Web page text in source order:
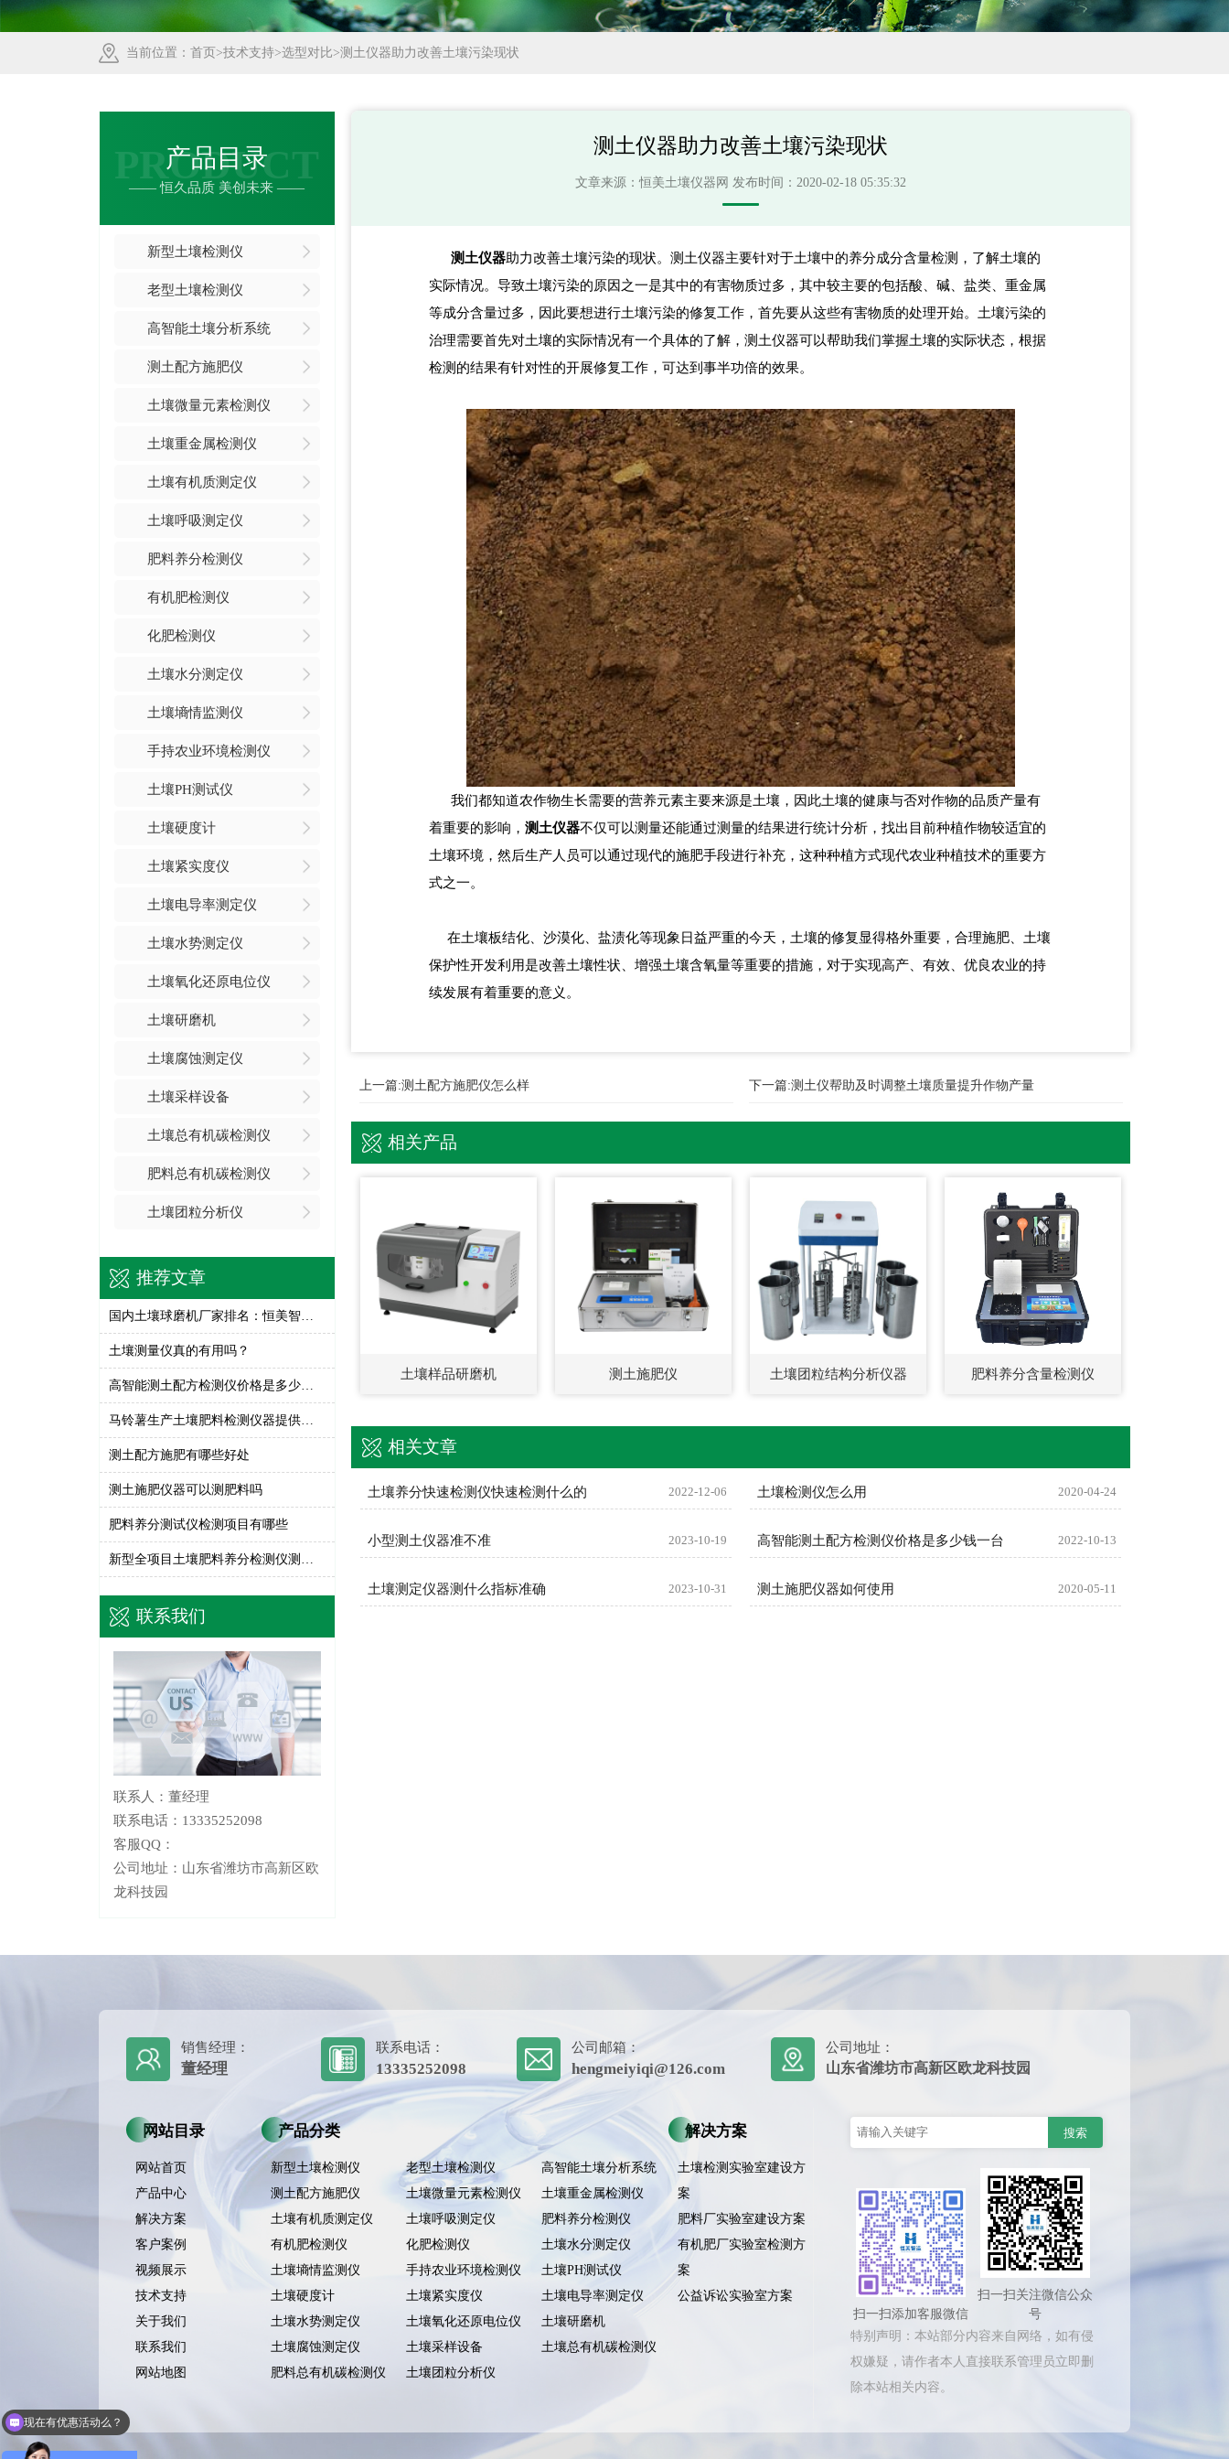
当前位置： 首页 >技术支持>选型对比>测土仪器助力改善土壤污染现状
产品目录
PRODUCT
—— 恒久品质 美创未来 ——
新型土壤检测仪
老型土壤检测仪
高智能土壤分析系统
测土配方施肥仪
土壤微量元素检测仪
土壤重金属检测仪
土壤有机质测定仪
土壤呼吸测定仪
肥料养分检测仪
有机肥检测仪
化肥检测仪
土壤水分测定仪
土壤墒情监测仪
手持农业环境检测仪
土壤PH测试仪
土壤硬度计
土壤紧实度仪
土壤电导率测定仪
土壤水势测定仪
土壤氧化还原电位仪
土壤研磨机
土壤腐蚀测定仪
土壤采样设备
土壤总有机碳检测仪
肥料总有机碳检测仪
土壤团粒分析仪
推荐文章
国内土壤球磨机厂家排名：恒美智造行星式球磨仪综合实力评测
土壤测量仪真的有用吗？
高智能测土配方检测仪价格是多少钱一台
马铃薯生产土壤肥料检测仪器提供技术支撑
测土配方施肥有哪些好处
测土施肥仪器可以测肥料吗
肥料养分测试仪检测项目有哪些
联系我们
联系人：董经理
联系电话：13335252098
客服QQ：
公司地址：山东省潍坊市高新区欧
龙科技园
测土仪器助力改善土壤污染现状
文章来源：恒美土壤仪器网 发布时间：2020-02-18 05:35:32
测土仪器助力改善土壤污染的现状。测土仪器主要针对于土壤中的养分成分含量检测，了解土壤的
实际情况。导致土壤污染的原因之一是其中的有害物质过多，其中较主要的包括酸、碱、盐类、重金属
等成分含量过多，因此要想进行土壤污染的修复工作，首先要从这些有害物质的处理开始。土壤污染的
治理需要首先对土壤的实际情况有一个具体的了解，测土仪器可以帮助我们掌握土壤的实际状态，根据
检测的结果有针对性的开展修复工作，可达到事半功倍的效果。
我们都知道农作物生长需要的营养元素主要来源是土壤，因此土壤的健康与否对作物的品质产量有
着重要的影响，测土仪器不仅可以测量还能通过测量的结果进行统计分析，找出目前种植作物较适宜的
土壤环境，然后生产人员可以通过现代的施肥手段进行补充，这种种植方式现代农业种植技术的重要方
式之一。
在土壤板结化、沙漠化、盐渍化等现象日益严重的今天，土壤的修复显得格外重要，合理施肥、土壤
保护性开发利用是改善土壤性状、增强土壤含氧量等重要的措施，对于实现高产、有效、优良农业的持
续发展有着重要的意义。
上一篇:测土配方施肥仪怎么样 下一篇:测土仪帮助及时调整土壤质量提升作物产量
相关产品
土壤样品研磨机 测土施肥仪 土壤团粒结构分析仪器 肥料养分含量检测仪
相关文章
土壤养分快速检测仪快速检测什么的 2022-12-06 土壤检测仪怎么用 2020-04-24
小型测土仪器准不准 2023-10-19 高智能测土配方检测仪价格是多少钱一台 2022-10-13
土壤测定仪器测什么指标准确 2023-10-31 测土施肥仪器如何使用 2020-05-11
销售经理：
董经理
联系电话：
13335252098
公司邮箱：
hengmeiyiqi@126.com
公司地址：
山东省潍坊市高新区欧龙科技园
网站目录
网站首页
产品中心
解决方案
客户案例
视频展示
技术支持
关于我们
联系我们
网站地图
产品分类
新型土壤检测仪 老型土壤检测仪
高智能土壤分析系统
测土配方施肥仪
土壤微量元素检测仪
土壤重金属检测仪
土壤有机质测定仪
土壤呼吸测定仪
肥料养分检测仪
有机肥检测仪
化肥检测仪
土壤水分测定仪
土壤墒情监测仪
手持农业环境检测仪
土壤PH测试仪
土壤硬度计
土壤紧实度仪
土壤电导率测定仪
土壤水势测定仪
土壤氧化还原电位仪
土壤研磨机
土壤腐蚀测定仪
土壤采样设备
土壤总有机碳检测仪
肥料总有机碳检测仪
土壤团粒分析仪
解决方案
土壤检测实验室建设方
案
肥料厂实验室建设方案
有机肥厂实验室检测方
案
公益诉讼实验室方案
扫一扫添加客服微信
扫一扫关注微信公众
号
特别声明：本站部分内容来自网络，如有侵
权嫌疑，请作者本人直接联系管理员立即删
除本站相关内容。
现在有优惠活动么？